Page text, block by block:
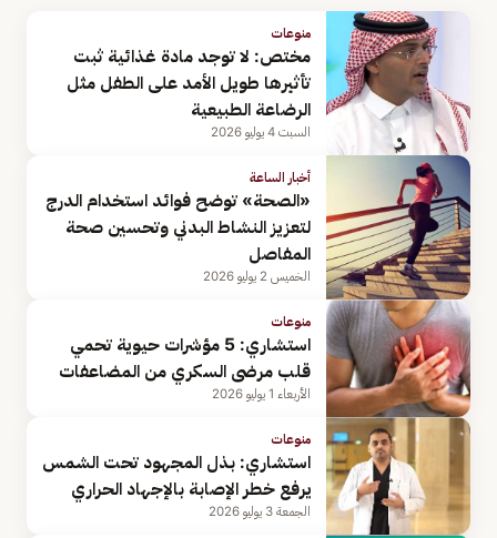
منوعات
مختص: لا توجد مادة غذائية ثبت
تأثيرها طويل الأمد على الطفل مثل
الرضاعة الطبيعية
السبت 4 يوليو 2026
أخبار الساعة
«الصحة» توضح فوائد استخدام الدرج
لتعزيز النشاط البدني وتحسين صحة
المفاصل
الخميس 2 يوليو 2026
منوعات
استشاري: 5 مؤشرات حيوية تحمي
قلب مرضى السكري من المضاعفات
الأربعاء 1 يوليو 2026
منوعات
استشاري: بذل المجهود تحت الشمس
يرفع خطر الإصابة بالإجهاد الحراري
الجمعة 3 يوليو 2026